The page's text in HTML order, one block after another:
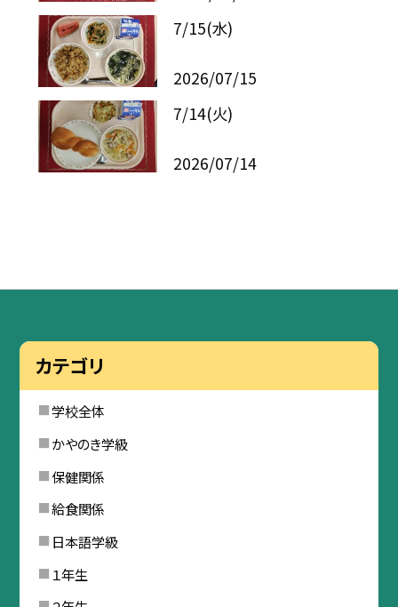
7/15(水)
2026/07/15
7/14(火)
2026/07/14
カテゴリ
学校全体
かやのき学級
保健関係
給食関係
日本語学級
１年生